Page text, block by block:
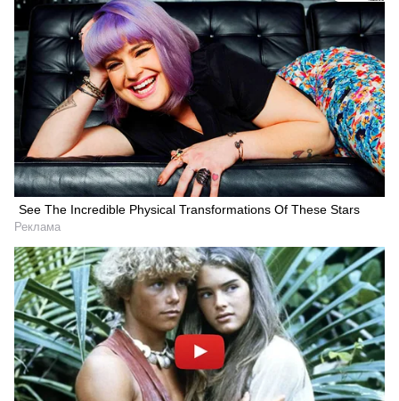
See The Incredible Physical Transformations Of These Stars
Реклама